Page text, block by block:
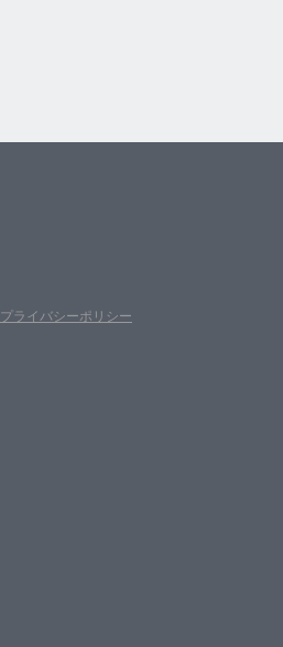
プライバシーポリシー